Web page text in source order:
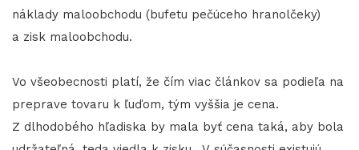
náklady maloobchodu (bufetu pečúceho hranolčeky)
a zisk maloobchodu.
Vo všeobecnosti platí, že čím viac článkov sa podieľa na
preprave tovaru k ľuďom, tým vyššia je cena.
Z dlhodobého hľadiska by mala byť cena taká, aby bola